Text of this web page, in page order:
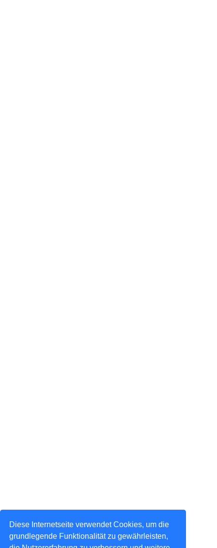
Diese Internetseite verwendet Cookies, um die
grundlegende Funktionalität zu gewährleisten,